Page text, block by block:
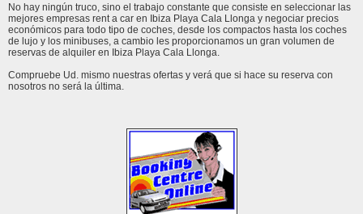
No hay ningún truco, sino el trabajo constante que consiste en seleccionar las
mejores empresas rent a car en Ibiza Playa Cala Llonga y negociar precios
económicos para todo tipo de coches, desde los compactos hasta los coches
de lujo y los minibuses, a cambio les proporcionamos un gran volumen de
reservas de alquiler en Ibiza Playa Cala Llonga.
Compruebe Ud. mismo nuestras ofertas y verá que si hace su reserva con
nosotros no será la última.